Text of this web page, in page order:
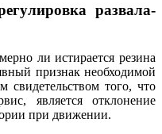
развала-
ли истирается резина
признак необходимой
свидетельством того, что
является отклонение
при движении.